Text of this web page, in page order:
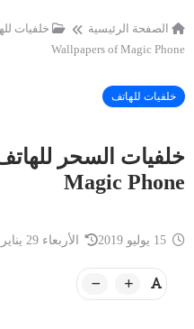
الصفحة الرئيسية خلفيات
Wallpapers of Magic Phone
خلفيات للهاتف
Magic Phone
الأربعاء 29 يناير 2020